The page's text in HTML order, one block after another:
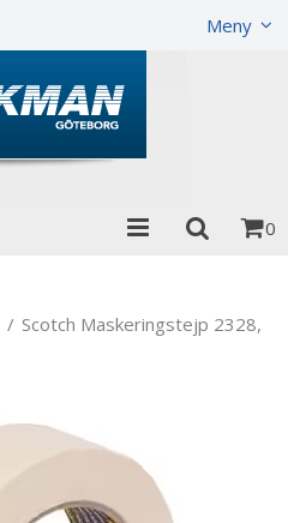
Meny
0
/ Scotch Maskeringstejp 2328,